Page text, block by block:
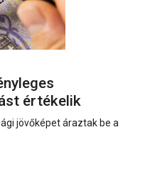
értékelik
jövőképet áraztak be a